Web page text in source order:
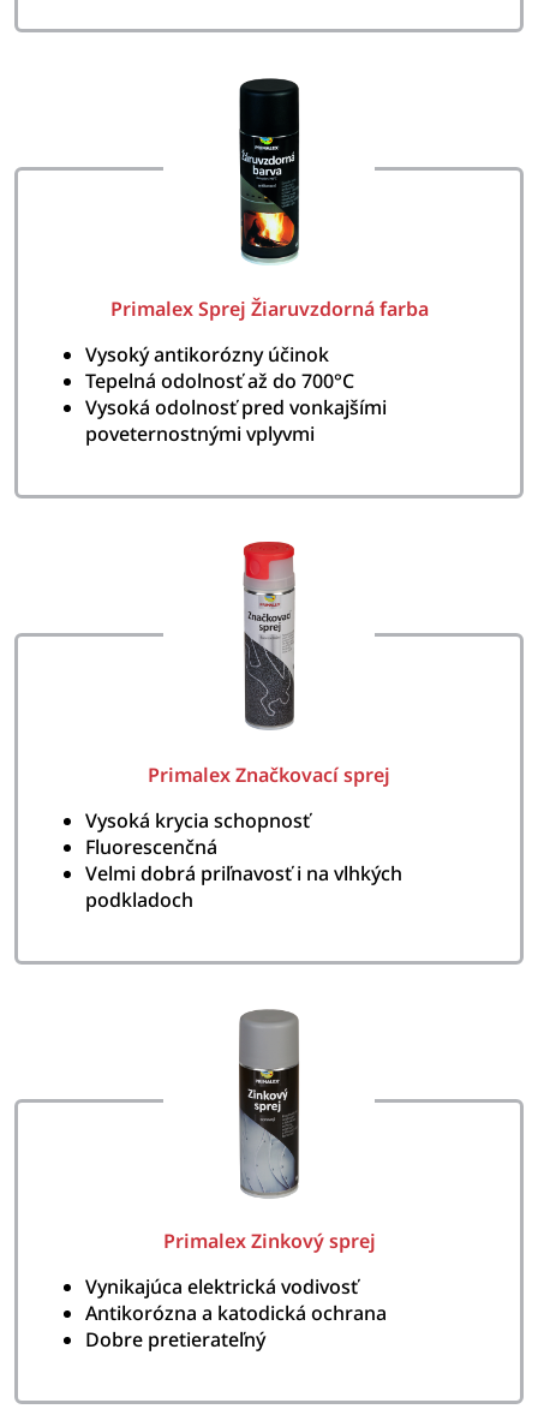
Primalex Sprej Žiaruvzdorná farba
Vysoký antikorózny účinok
Tepelná odolnosť až do 700°C
Vysoká odolnosť pred vonkajšími
poveternostnými vplyvmi
Primalex Značkovací sprej
Vysoká krycia schopnosť
Fluorescenčná
Velmi dobrá priľnavosť i na vlhkých
podkladoch
Primalex Zinkový sprej
Vynikajúca elektrická vodivosť
Antikorózna a katodická ochrana
Dobre pretierateľný